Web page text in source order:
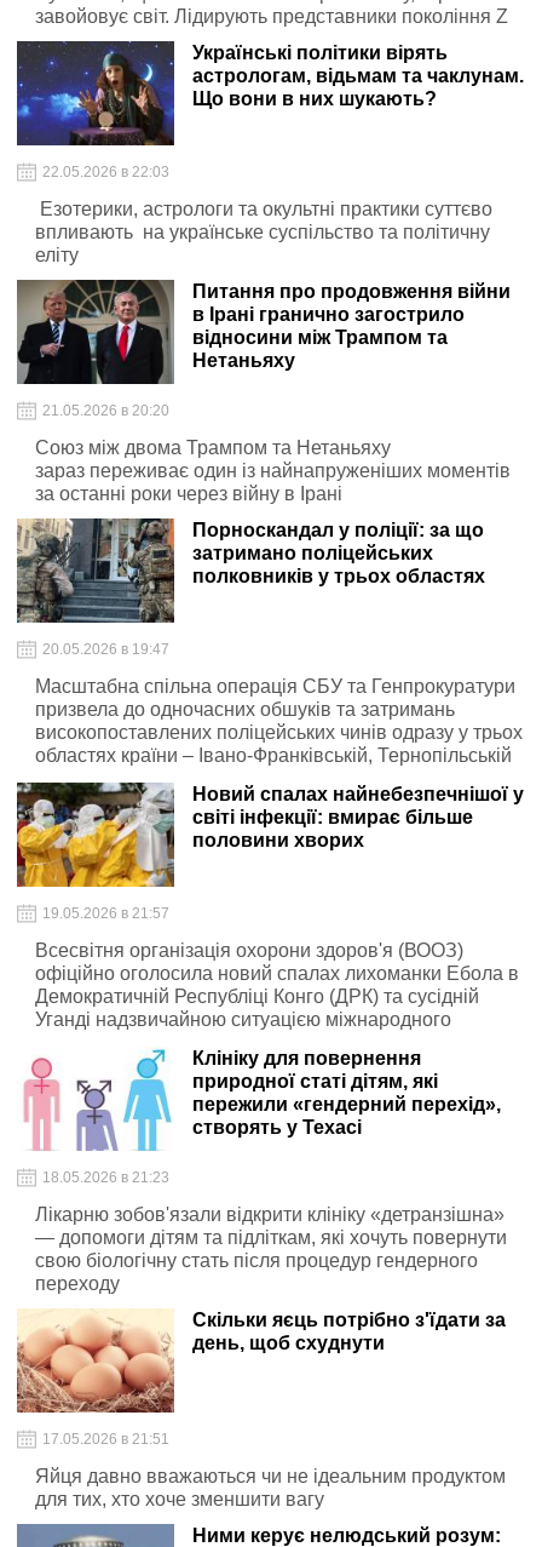
завойовує світ. Лідирують представники покоління Z
Українські політики вірять
астрологам, відьмам та чаклунам.
Що вони в них шукають?
22.05.2026 в 22:03
Езотерики, астрологи та окультні практики суттєво
впливають на українське суспільство та політичну
еліту
Питання про продовження війни
в Ірані гранично загострило
відносини між Трампом та
Нетаньяху
21.05.2026 в 20:20
Союз між двома Трампом та Нетаньяху
зараз переживає один із найнапруженіших моментів
за останні роки через війну в Ірані
Порноскандал у поліції: за що
затримано поліцейських
полковників у трьох областях
20.05.2026 в 19:47
Масштабна спільна операція СБУ та Генпрокуратури
призвела до одночасних обшуків та затримань
високопоставлених поліцейських чинів одразу у трьох
областях країни – Івано-Франківській, Тернопільській
та Житомирській
Новий спалах найнебезпечнішої у
світі інфекції: вмирає більше
половини хворих
19.05.2026 в 21:57
Всесвітня організація охорони здоров'я (ВООЗ)
офіційно оголосила новий спалах лихоманки Ебола в
Демократичній Республіці Конго (ДРК) та сусідній
Уганді надзвичайною ситуацією міжнародного
Клініку для повернення
природної статі дітям, які
пережили «гендерний перехід»,
створять у Техасі
18.05.2026 в 21:23
Лікарню зобов'язали відкрити клініку «детранзішна»
— допомоги дітям та підліткам, які хочуть повернути
свою біологічну стать після процедур гендерного
переходу
Скільки яєць потрібно з'їдати за
день, щоб схуднути
17.05.2026 в 21:51
Яйця давно вважаються чи не ідеальним продуктом
для тих, хто хоче зменшити вагу
Ними керує нелюдський розум: